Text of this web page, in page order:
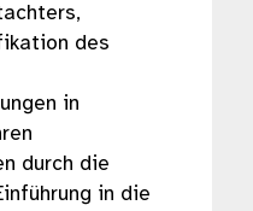
des
in
durch die
in die